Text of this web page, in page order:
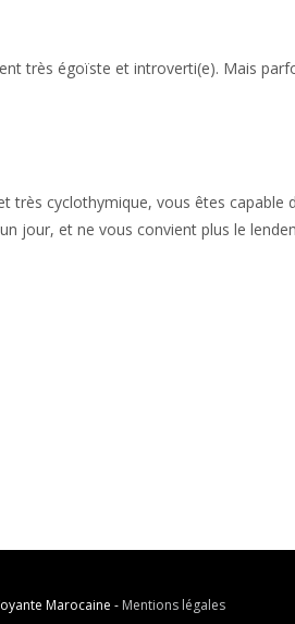
très égoïste et introverti(e). Mais
très cyclothymique, vous êtes capable
jour, et ne vous convient plus le
Marocaine - Mentions légales